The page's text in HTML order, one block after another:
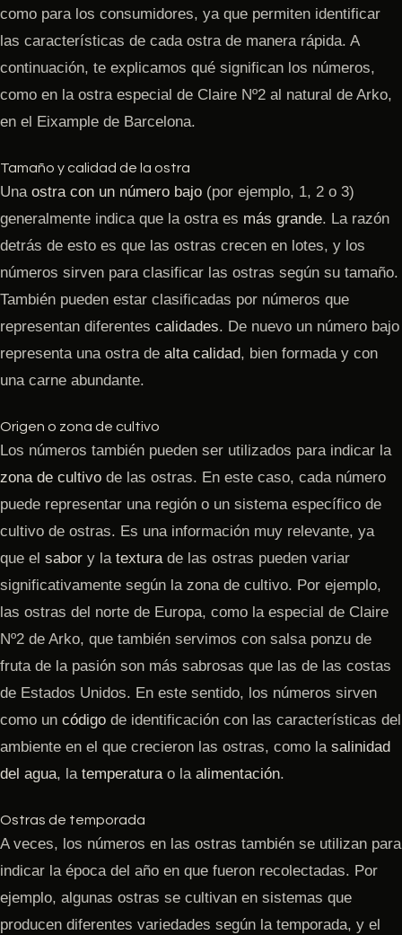
como para los consumidores, ya que permiten identificar
las características de cada ostra de manera rápida. A
continuación, te explicamos qué significan los números,
como en la ostra especial de Claire Nº2 al natural de Arko,
en el Eixample de Barcelona.
Tamaño y calidad de la ostra
Una ostra con un número bajo (por ejemplo, 1, 2 o 3)
generalmente indica que la ostra es más grande. La razón
detrás de esto es que las ostras crecen en lotes, y los
números sirven para clasificar las ostras según su tamaño.
También pueden estar clasificadas por números que
representan diferentes calidades. De nuevo un número bajo
representa una ostra de alta calidad, bien formada y con
una carne abundante.
Origen o zona de cultivo
Los números también pueden ser utilizados para indicar la
zona de cultivo de las ostras. En este caso, cada número
puede representar una región o un sistema específico de
cultivo de ostras. Es una información muy relevante, ya
que el sabor y la texturade las ostras pueden variar
significativamente según la zona de cultivo. Por ejemplo,
las ostras del norte de Europa, como la especial de Claire
Nº2 de Arko, que también servimos con salsa ponzu de
fruta de la pasión son más sabrosas que las de las costas
de Estados Unidos. En este sentido, los números sirven
como un código de identificación con las características del
ambiente en el que crecieron las ostras, como la salinidad
del agua, la temperaturao la alimentación.
Ostras de temporada
A veces, los números en las ostras también se utilizan para
indicar la época del año en que fueron recolectadas. Por
ejemplo, algunas ostras se cultivan en sistemas que
producen diferentes variedades según la temporada, y el